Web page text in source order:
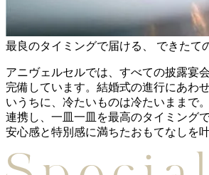
最良のタイミングで届ける、 できたて
アニヴェルセルでは、すべての披露宴
完備しています。結婚式の進行にあわ
いうちに、冷たいものは冷たいままで
連携し、一皿一皿を最高のタイミング
安心感と特別感に満ちたおもてなしを叶